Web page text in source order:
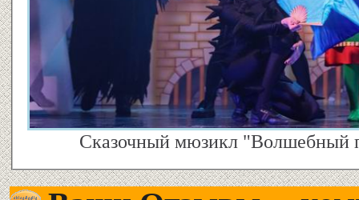
Сказочный мюзикл "Волшебный